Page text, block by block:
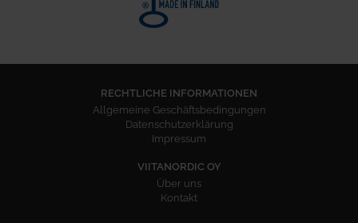
RECHTLICHE INFORMATIONEN
Allgemeine Geschäftsbedingungen
Datenschutzerklärung
Impressum
VIITANORDIC OY
Über uns
Kontakt